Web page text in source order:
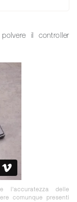
il controller
l'accuratezza delle
comunque presenti